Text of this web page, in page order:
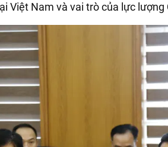
Việt Nam và vai trò của lực